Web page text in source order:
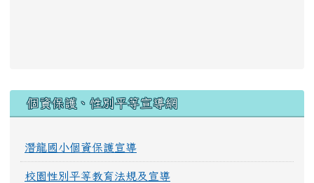
個資保護、性別平等宣導網
潛龍國小個資保護宣導
校園性別平等教育法規及宣導